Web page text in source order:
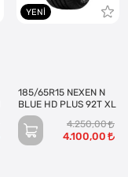
YENI
185/65R15 NEXEN N
BLUE HD PLUS 92T XL
4.250,00
4.100,00